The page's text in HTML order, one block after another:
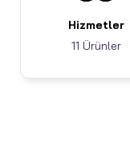
Hizmetler
11 Ürünler